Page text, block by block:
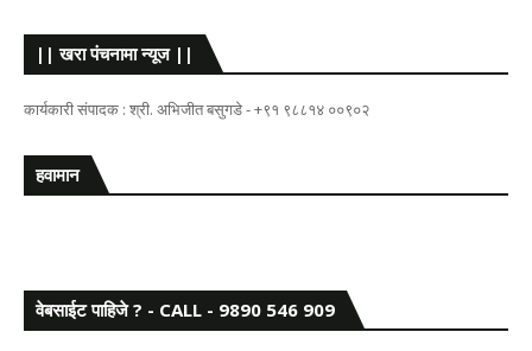
|| खरा पंचनामा न्यूज ||
कार्यकारी संपादक : श्री. अभिजीत बसुगडे - +९१ ९८८१४ ००९०२
हवामान
वेबसाईट पाहिजे ? - CALL - 9890 546 909